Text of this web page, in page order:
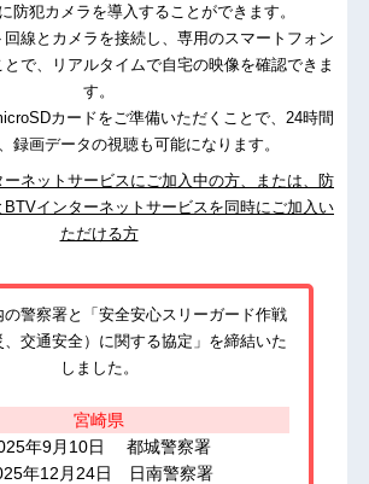
防犯カメラを導入することができます。
線とカメラを接続し、専用のスマートフォン
で、リアルタイムで自宅の映像を確認できま
す。
カードをご準備いただくことで、24時間
録画データの視聴も可能になります。
ーネットサービスにご加入中の方、または、防
インターネットサービスを同時にご加入い
ただける方
の警察署と「安全安心スリーガード作戦
、交通安全）に関する協定」を締結いた
しました。
宮崎県
年9月10日 都城警察署
年12月24日 日南警察署